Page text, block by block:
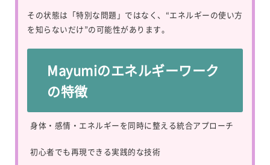
その状態は「特別な問題」ではなく、“エネルギーの使い方
を知らないだけ”の可能性があります。
Mayumiのエネルギーワーク
の特徴
身体・感情・エネルギーを同時に整える統合アプローチ
初心者でも再現できる実践的な技術